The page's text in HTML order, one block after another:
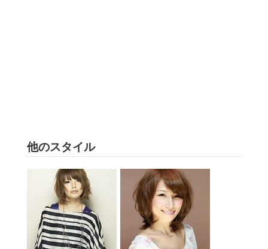
他のスタイル